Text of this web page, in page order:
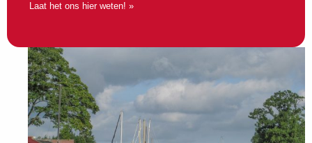
Laat het ons hier weten! »